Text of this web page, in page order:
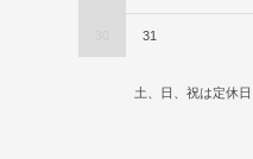
31
土、日、祝は定休